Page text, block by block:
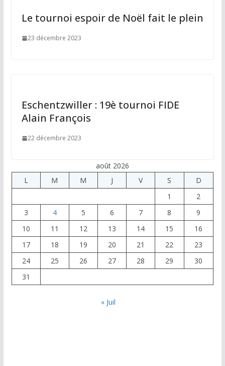
Le tournoi espoir de Noël fait le plein
23 décembre 2023
Eschentzwiller : 19è tournoi FIDE
Alain François
22 décembre 2023
août 2026
L
M M J V S
D
1
2
3
4 5 6 7 8
9
10
11 12 13 14 15
16
17
18 19 20 21 22
23
24
25 26 27 28 29
30
31
« Juil